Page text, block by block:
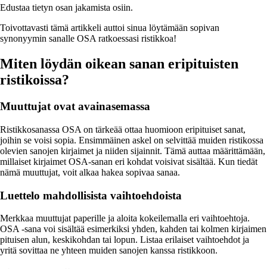
Edustaa tietyn osan jakamista osiin.
Toivottavasti tämä artikkeli auttoi sinua löytämään sopivan
synonyymin sanalle OSA ratkoessasi ristikkoa!
Miten löydän oikean sanan eripituisten
ristikoissa?
Muuttujat ovat avainasemassa
Ristikkosanassa OSA on tärkeää ottaa huomioon eripituiset sanat,
joihin se voisi sopia. Ensimmäinen askel on selvittää muiden ristikossa
olevien sanojen kirjaimet ja niiden sijainnit. Tämä auttaa määrittämään,
millaiset kirjaimet OSA-sanan eri kohdat voisivat sisältää. Kun tiedät
nämä muuttujat, voit alkaa hakea sopivaa sanaa.
Luettelo mahdollisista vaihtoehdoista
Merkkaa muuttujat paperille ja aloita kokeilemalla eri vaihtoehtoja.
OSA -sana voi sisältää esimerkiksi yhden, kahden tai kolmen kirjaimen
pituisen alun, keskikohdan tai lopun. Listaa erilaiset vaihtoehdot ja
yritä sovittaa ne yhteen muiden sanojen kanssa ristikkoon.